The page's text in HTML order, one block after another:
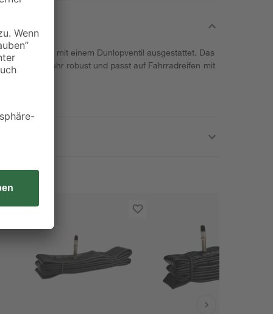
Fischer ist mit einem Dunlopventil ausgestattet. Das
zugleich sehr robust und passt auf Fahrradreifen mit